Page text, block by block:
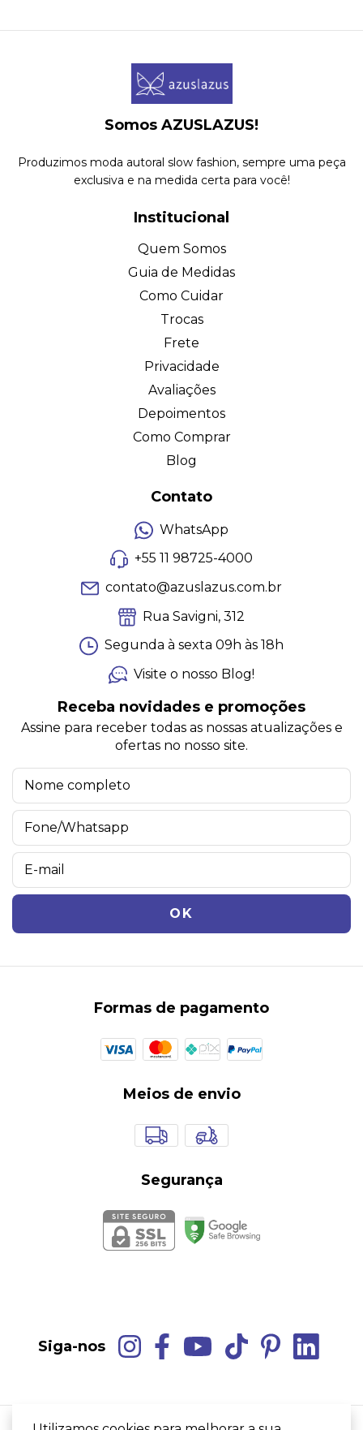
Somos AZUSLAZUS!
Produzimos moda autoral slow fashion, sempre uma peça
exclusiva e na medida certa para você!
Institucional
Quem Somos
Guia de Medidas
Como Cuidar
Trocas
Frete
Privacidade
Avaliações
Depoimentos
Como Comprar
Blog
Contato
WhatsApp
+55 11 98725-4000
contato@azuslazus.com.br
Rua Savigni, 312
Segunda à sexta 09h às 18h
Visite o nosso Blog!
Receba novidades e promoções
Assine para receber todas as nossas atualizações e
ofertas no nosso site.
Formas de pagamento
Meios de envio
Segurança
Siga-nos